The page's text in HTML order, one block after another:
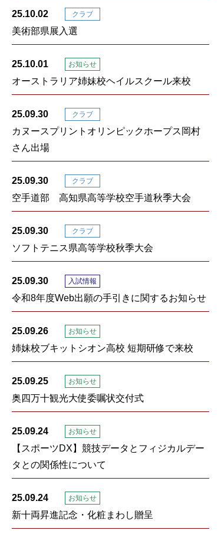
クラブ
25.10.02
美術部県展入選
お知らせ
25.10.01
オーストラリア姉妹校ヘイルスクール来校
クラブ
25.09.30
カヌースプリントオリンピックホープス岡村
さん出場
クラブ
25.09.30
空手道部 高知県高等学校空手道秋季大会
クラブ
25.09.30
ソフトテニス県高等学校秋季大会
入試情報
25.09.30
令和8年度Web出願の手引きに関するお知らせ
お知らせ
25.09.26
姉妹校ブキットシオン高校 短期研修で来校
お知らせ
25.09.25
奥四万十観光大使委嘱状交付式
お知らせ
25.09.24
【スポーツDX】競技データとフィジカルデー
タとの関係性について
お知らせ
25.09.24
新十両昇進記念・化粧まわし贈呈